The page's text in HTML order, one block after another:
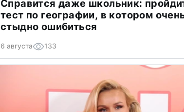
Справится даже школьник:
тест по географии, в котором
стыдно ошибиться
6 августа 133